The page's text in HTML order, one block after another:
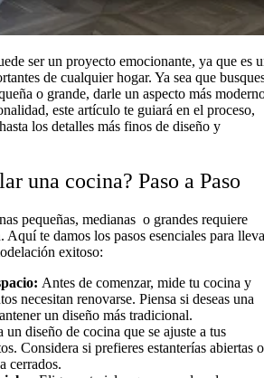
ser un proyecto emocionante, ya que es
de cualquier hogar. Ya sea que
o grande, darle un aspecto más
este artículo te guiará en el proceso,
los detalles más finos de diseño y
una cocina? Paso a Paso
pequeñas, medianas o grandes requiere
te damos los pasos esenciales para
exitoso:
Antes de comenzar, mide tu cocina y
necesitan renovarse. Piensa si deseas una
un diseño más tradicional.
un diseño de cocina que se ajuste a tus
Considera si prefieres estanterías abiertas o
cerrados.